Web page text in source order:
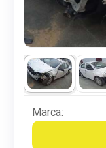
Marca: